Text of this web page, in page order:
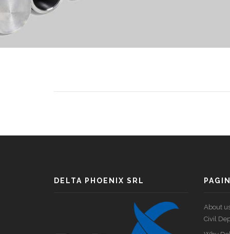
DELTA PHOENIX SRL
About
Civil